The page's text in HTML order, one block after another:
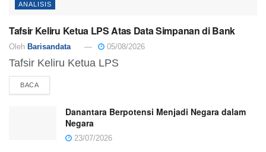
ANALISIS
Tafsir Keliru Ketua LPS Atas Data Simpanan di Bank
Oleh Barisandata 05/08/2026
Tafsir Keliru Ketua LPS
BACA
Danantara Berpotensi Menjadi Negara dalam
Negara
23/07/2026